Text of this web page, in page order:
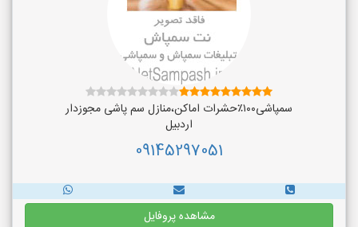
سمپاشی۱۰۰٪حشرات اماکن،منازل سم پاشی مجوزدار
اردبیل
09145297051
مشاهده پروفایل